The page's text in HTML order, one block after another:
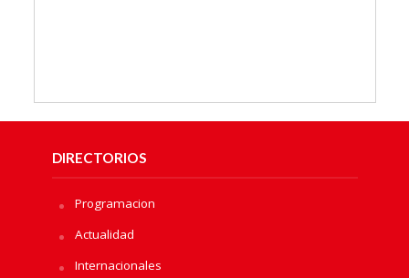
DIRECTORIOS
Programacion
Actualidad
Internacionales